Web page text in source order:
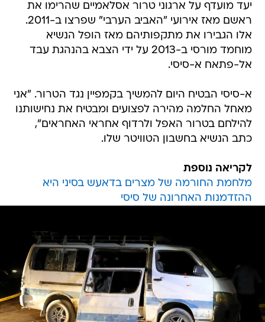
יעד מועדף על ארגוני טרור אסלאמיים שהרימו את
ראשם מאז אירועי "האביב הערבי" שפרצו ב-2011.
אלו הגבירו את מתקפותיהם מאז הופל הנשיא
מוחמד מורסי ב-2013 על ידי הצבא בהנהגת עבד
אל-פתאח א-סיסי.
א-סיסי הבטיח היום להמשיך בקמפיין נגד הטרור. "אני
מאחל החלמה מהירה לפצועים ומבטיח את נחישותנו
להילחם בטרור האפל ולרדוף אחראי האחראים",
כתב הנשיא בחשבון הטוויטר שלו.
לקריאה נוספת
מלחמת החורמה של מצרים בדאעש בסיני היא
ההזדמנות האחרונה של סיסי